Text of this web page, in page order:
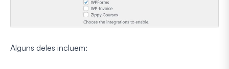
Alguns deles incluem: